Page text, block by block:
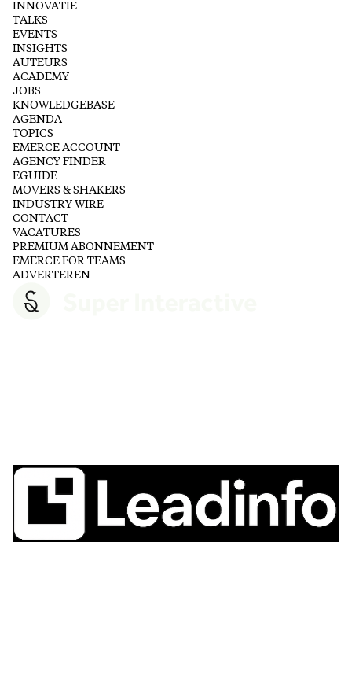
INNOVATIE
TALKS
EVENTS
INSIGHTS
AUTEURS
ACADEMY
JOBS
KNOWLEDGEBASE
AGENDA
TOPICS
EMERCE ACCOUNT
AGENCY FINDER
EGUIDE
MOVERS & SHAKERS
INDUSTRY WIRE
CONTACT
VACATURES
PREMIUM ABONNEMENT
EMERCE FOR TEAMS
ADVERTEREN